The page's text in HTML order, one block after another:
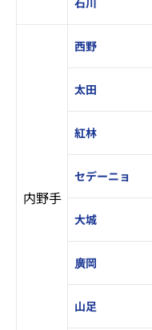
内野手
西野
太田
紅林
セデーニョ
大城
廣岡
山足